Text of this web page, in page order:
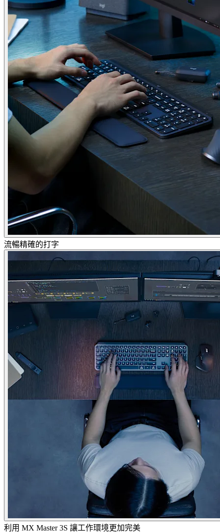
流暢精確的打字
利用 MX Master 3S 讓工作環境更加完美